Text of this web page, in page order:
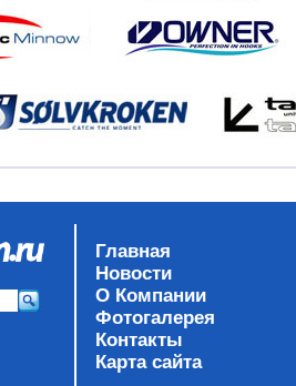
Главная
Новости
О Компании
Фотогалерея
Контакты
Карта сайта